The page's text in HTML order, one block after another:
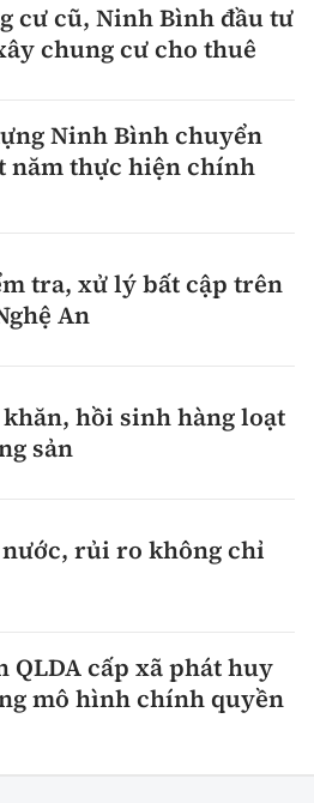
hình thức nếu không có sự
cư cũ, Ninh Bình đầu tư
chung cư cho thuê
Ninh Bình chuyển
năm thực hiện chính
tra, xử lý bất cập trên
An
hồi sinh hàng loạt
sản
rủi ro không chỉ
QLDA cấp xã phát huy
mô hình chính quyền